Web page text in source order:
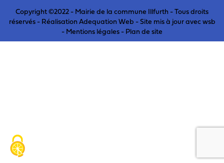
Copyright ©2022 - Mairie de la commune Illfurth - Tous droits
réservés - Réalisation Adequation Web - Site mis à jour avecwsb
-Mentions légales-Plan de site